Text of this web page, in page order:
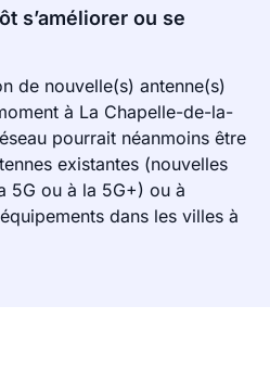
s’améliorer ou se
de nouvelle(s) antenne(s)
à La Chapelle-de-la-
pourrait néanmoins être
existantes (nouvelles
5G ou à la 5G+) ou à
dans les villes à